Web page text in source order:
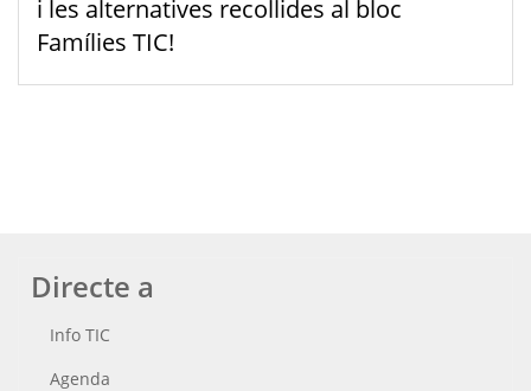
i les alternatives recollides al bloc
Famílies TIC!
Directe a
Info TIC
Agenda